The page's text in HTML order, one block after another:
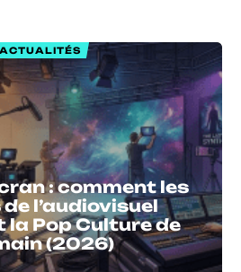
ACTUALITÉS
: comment les
l’audiovisuel
Pop Culture de
(2026)